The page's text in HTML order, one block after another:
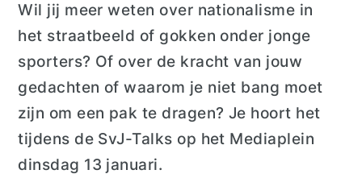
Wil jij meer weten over nationalisme in
het straatbeeld of gokken onder jonge
sporters? Of over de kracht van jouw
gedachten of waarom je niet bang moet
zijn om een pak te dragen? Je hoort het
tijdens de SvJ-Talks op het Mediaplein
dinsdag 13 januari.
Freelancebureau
Introductiefestival
Agenda & Vacatures